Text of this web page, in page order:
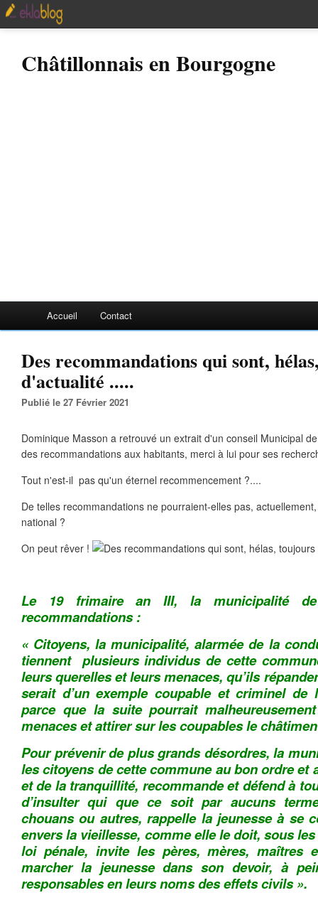
Châtillonnais en Bourgogne
Accueil Contact
Des recommandations qui sont,
d'actualité .....
Publié le 27 Février 2021
Dominique Masson a retrouvé un extrait d'un conseil Municipal
des recommandations aux habitants, merci à lui pour ses
Tout n'est-il pas qu'un éternel recommencement ?....
De telles recommandations ne pourraient-elles pas,
national ?
On peut rêver !
Le 19 frimaire an III, la municipalité
recommandations :
« Citoyens, la municipalité, alarmée de la
tiennent plusieurs individus de cette
leurs querelles et leurs menaces, qu’ils
serait d’un exemple coupable et criminel de
parce que la suite pourrait
menaces et attirer sur les coupables le
Pour prévenir de plus grands désordres, la
les citoyens de cette commune au bon ordre et
et de la tranquillité, recommande et défend à
d’insulter qui que ce soit par aucuns
chouans ou autres, rappelle la jeunesse à se
envers la vieillesse, comme elle le doit, sous
loi pénale, invite les pères, mères, maîtres
marcher la jeunesse dans son devoir, à
responsables en leurs noms des effets civils ».